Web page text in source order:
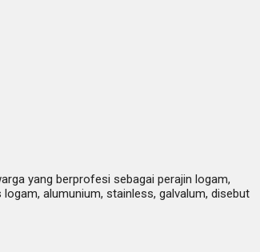
yang berprofesi sebagai perajin logam,
alumunium, stainless, galvalum, disebut